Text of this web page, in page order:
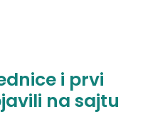
i prvi
na sajtu